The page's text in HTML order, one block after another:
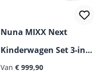
Nuna MIXX Next
Kinderwagen Set 3-in-1
incl. Nuna ARRA Flex i-
Van € 999,90